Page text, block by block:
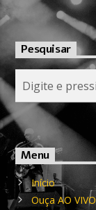
Pesquisar
Menu
Início
Ouça AO VIVO